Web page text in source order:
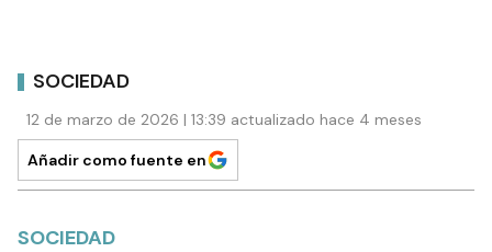
SOCIEDAD
12 de marzo de 2026 | 13:39 actualizado hace 4 meses
Añadir como fuente en
SOCIEDAD